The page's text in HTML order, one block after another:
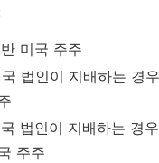
미국 주주
법인이 지배하는 경
법인이 지배하는 경
주주